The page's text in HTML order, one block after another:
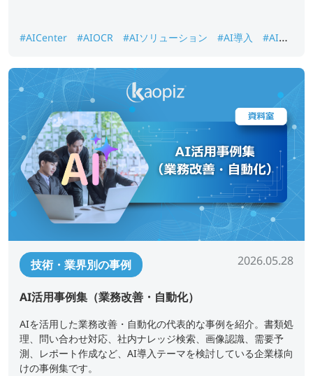
#AICenter #AIOCR #AIソリューション #AI導入
#AI画
技術・業界別の事例 2026.05.28
AI活用事例集（業務改善・自動化）
AIを活用した業務改善・自動化の代表的な事例を紹介。書類処
理、問い合わせ対応、社内ナレッジ検索、画像認識、需要予
測、レポート作成など、AI導入テーマを検討している企業様向
けの事例集です。